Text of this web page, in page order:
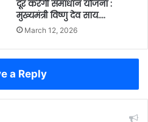
दूर करेगी समाधान योजना :
मुख्यमंत्री विष्णु देव साय….
March 12, 2026
a Reply